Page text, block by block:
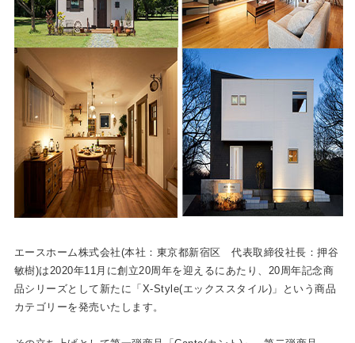
エースホーム株式会社(本社：東京都新宿区 代表取締役社長：押谷
敏樹)は2020年11月に創立20周年を迎えるにあたり、20周年記念商
品シリーズとして新たに「X-Style(エックススタイル)」という商品
カテゴリーを発売いたします。